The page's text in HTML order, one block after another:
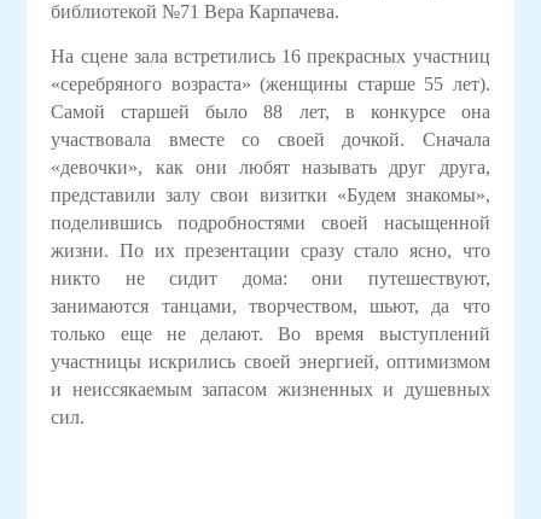
библиотекой №71 Вера Карпачева.
На сцене зала встретились 16 прекрасных участниц
«серебряного возраста» (женщины старше 55 лет).
Самой старшей было 88 лет, в конкурсе она
участвовала вместе со своей дочкой. Сначала
«девочки», как они любят называть друг друга,
представили залу свои визитки «Будем знакомы»,
поделившись подробностями своей насыщенной
жизни. По их презентации сразу стало ясно, что
никто не сидит дома: они путешествуют,
занимаются танцами, творчеством, шьют, да что
только еще не делают. Во время выступлений
участницы искрились своей энергией, оптимизмом
и неиссякаемым запасом жизненных и душевных
сил.